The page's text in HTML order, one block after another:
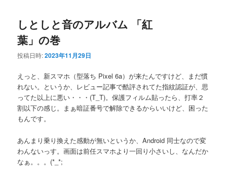
しとしと音のアルバム 「紅
葉」の巻
投稿日時:2023年11月29日
えっと、新スマホ（型落ち Pixel 6a）が来たんですけど、まだ慣
れない。というか、レビュー記事で酷評されてた指紋認証が、思
ってた以上に悪い・・・(T_T)。保護フィルム貼ったら、打率２
割以下の感じ。まぁ暗証番号で解除できるからいいけど、困った
もんです。
あんまり乗り換えた感動が無いというか、Android 同士なので変
わんないっす。画面は前任スマホより一回り小さいし、なんだか
なぁ。。。(*_*;